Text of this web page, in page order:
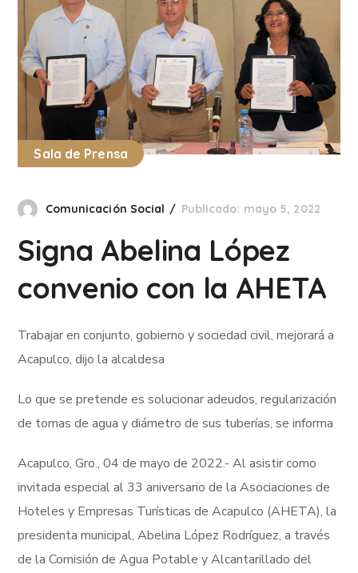
Sala de Prensa
Comunicación Social Publicado: mayo 5, 2022
Signa Abelina López
convenio con la AHETA
Trabajar en conjunto, gobierno y sociedad civil, mejorará a
Acapulco, dijo la alcaldesa
Lo que se pretende es solucionar adeudos, regularización
de tomas de agua y diámetro de sus tuberías, se informa
Acapulco, Gro., 04 de mayo de 2022.- Al asistir como
invitada especial al 33 aniversario de la Asociaciones de
Hoteles y Empresas Turísticas de Acapulco (AHETA), la
presidenta municipal, Abelina López Rodríguez, a través
de la Comisión de Agua Potable y Alcantarillado del